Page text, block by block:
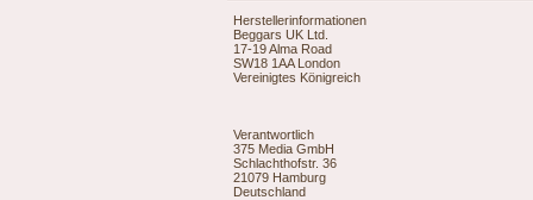
Herstellerinformationen
Beggars UK Ltd.
17-19 Alma Road
SW18 1AA London
Vereinigtes Königreich
Verantwortlich
375 Media GmbH
Schlachthofstr. 36
21079 Hamburg
Deutschland